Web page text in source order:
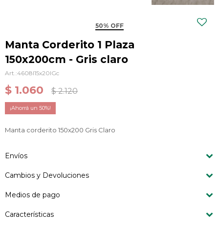
50% OFF
Manta Corderito 1 Plaza
150x200cm - Gris claro
4608I15x20IGc
$ 1.060 $ 2.120
50
Manta corderito 150x200 Gris Claro
Envíos
Cambios y Devoluciones
Medios de pago
Características